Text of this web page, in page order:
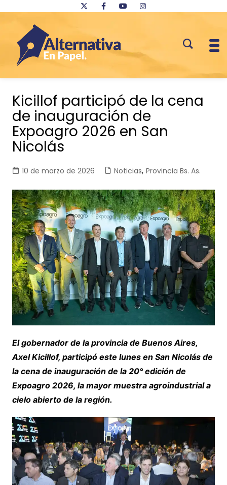
contenido
Kicillof participó de la cena
de inauguración de
Expoagro 2026 en San
Nicolás
10 de marzo de 2026 Noticias, Provincia Bs. As.
El gobernador de la provincia de Buenos Aires,
Axel Kicillof, participó este lunes en San Nicolás de
la cena de inauguración de la 20° edición de
Expoagro 2026, la mayor muestra agroindustrial a
cielo abierto de la región.